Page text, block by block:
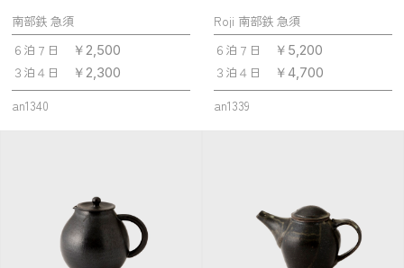
南部鉄 急須
６泊７日
￥2,500
３泊４日 ￥2,300
an1340
Roji 南部鉄 急須
６泊７日
￥5,200
３泊４日 ￥4,700
an1339